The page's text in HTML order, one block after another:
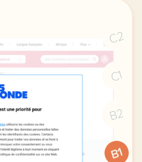
C2
C1
B2
B1